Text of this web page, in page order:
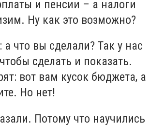
и пенсии – а налоги
Ну как это возможно?
а что вы сделали? Так у нас
сделать и показать.
вот вам кусок бюджета, а
Но нет!
Потому что научились